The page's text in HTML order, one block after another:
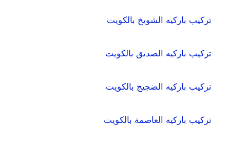
تركيب باركيه الشويخ بالكويت
تركيب باركيه الصديق بالكويت
تركيب باركيه الضجيج بالكويت
تركيب باركيه العاصمة بالكويت